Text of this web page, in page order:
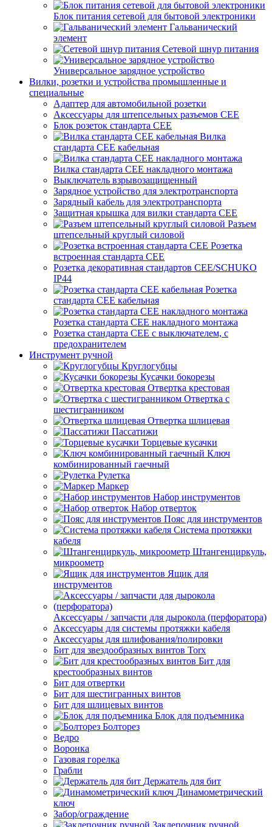
Блок питания сетевой для бытовой электроники
Гальванический
элемент
Сетевой шнур питания
Универсальное зарядное устройство
Вилки, розетки и устройства промышленные и
специальные
Адаптер для автомобильной розетки
Аксессуары для штепсельных разъемов CEE
Блок розеток стандарта CEE
Вилка
стандарта CEE кабельная
Вилка стандарта CEE накладного монтажа
Выключатель взрывозащищенный
Зарядное устройство для электротранспорта
Зарядный кабель для электротранспорта
Защитная крышка для вилки стандарта CEE
Разъем
штепсельный круглый силовой
Розетка
встроенная стандарта CEE
Розетка декоративная стандартов CEE/SCHUKO
IP44
Розетка
стандарта СЕЕ кабельная
Розетка стандарта СЕЕ накладного монтажа
Розетка стандарта СЕЕ с выключателем, с
предохранителем
Инструмент ручной
Круглогубцы
Кусачки бокорезы
Отвертка крестовая
Отвертка с
шестигранником
Отвертка шлицевая
Пассатижи
Торцевые кусачки
Ключ
комбинированный гаечный
Рулетка
Маркер
Набор инструментов
Набор отверток
Пояс для инструментов
Система протяжки
кабеля
Штангенциркуль,
микроометр
Ящик для
инструментов
Аксессуары / запчасти для дырокола (перфоратора)
Аксессуары для системы протяжки кабеля
Аксессуары для шлифования/полировки
Бит для звездообразных винтов Torx
Бит для
крестообразных винтов
Бит для отвертки
Бит для шестигранных винтов
Бит для шлицевых винтов
Блок для подъемника
Болторез
Ведро
Воронка
Газовая горелка
Грабли
Держатель для бит
Динамометрический
ключ
Забор/ограждение
Заклепочник ручной